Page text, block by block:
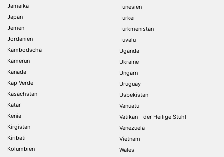
Jamaika
Japan
Jemen
Jordanien
Kambodscha
Kamerun
Kanada
Kap Verde
Kasachstan
Katar
Kenia
Kirgistan
Kiribati
Kolumbien
Tunesien
Turkei
Turkmenistan
Tuvalu
Uganda
Ukraine
Ungarn
Uruguay
Usbekistan
Vanuatu
Vatikan - der Heilige Stuhl
Venezuela
Vietnam
Wales